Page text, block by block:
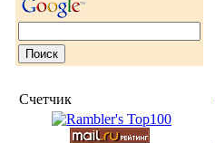
Счетчик